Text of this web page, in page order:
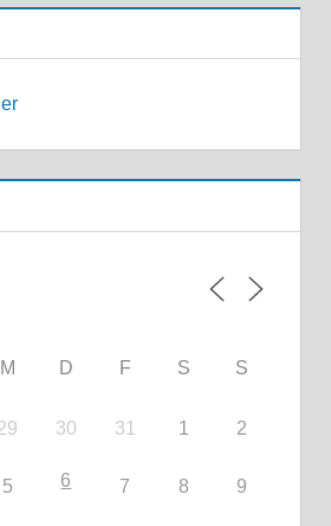
M D F S S
30 31 1 2
5 6 7 8 9